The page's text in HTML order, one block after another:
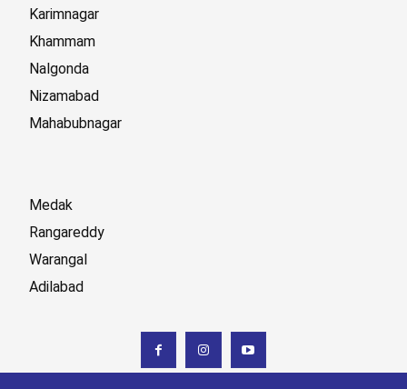
Karimnagar
Khammam
Nalgonda
Nizamabad
Mahabubnagar
Medak
Rangareddy
Warangal
Adilabad